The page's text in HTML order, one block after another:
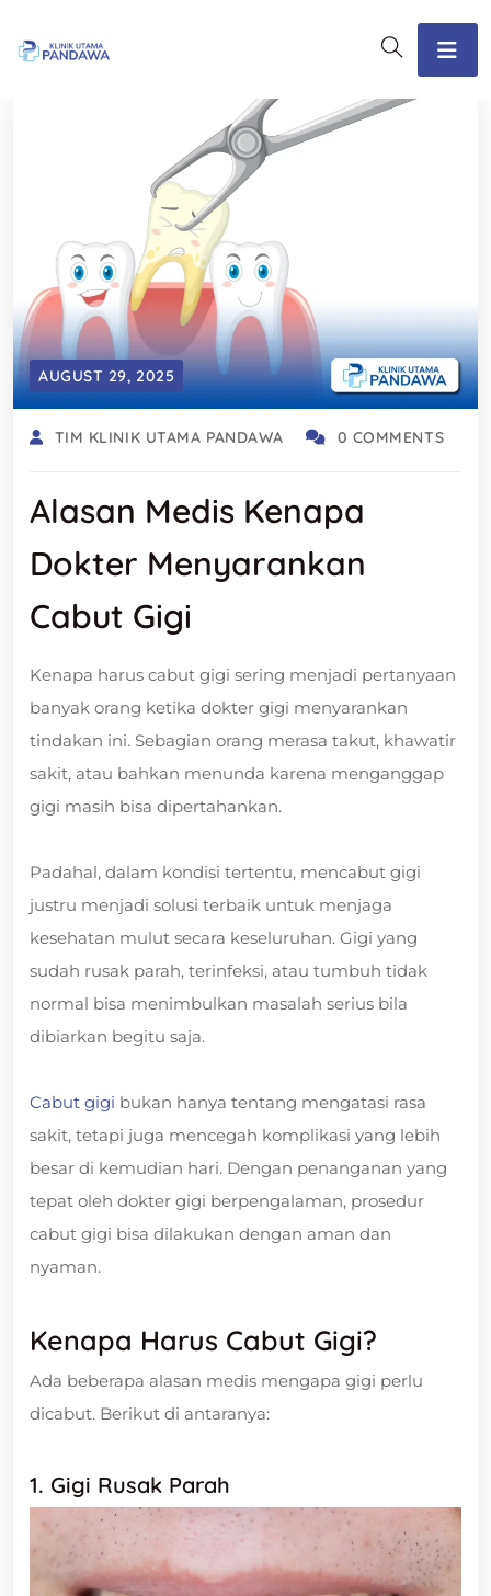
AUGUST 29, 2025
TIM KLINIK UTAMA PANDAWA 0 COMMENTS
Alasan Medis Kenapa
Dokter Menyarankan
Cabut Gigi
Kenapa harus cabut gigi sering menjadi pertanyaan
banyak orang ketika dokter gigi menyarankan
tindakan ini. Sebagian orang merasa takut, khawatir
sakit, atau bahkan menunda karena menganggap
gigi masih bisa dipertahankan.
Padahal, dalam kondisi tertentu, mencabut gigi
justru menjadi solusi terbaik untuk menjaga
kesehatan mulut secara keseluruhan. Gigi yang
sudah rusak parah, terinfeksi, atau tumbuh tidak
normal bisa menimbulkan masalah serius bila
dibiarkan begitu saja.
Cabut gigi bukan hanya tentang mengatasi rasa
sakit, tetapi juga mencegah komplikasi yang lebih
besar di kemudian hari. Dengan penanganan yang
tepat oleh dokter gigi berpengalaman, prosedur
cabut gigi bisa dilakukan dengan aman dan
nyaman.
Kenapa Harus Cabut Gigi?
Ada beberapa alasan medis mengapa gigi perlu
dicabut. Berikut di antaranya:
1. Gigi Rusak Parah